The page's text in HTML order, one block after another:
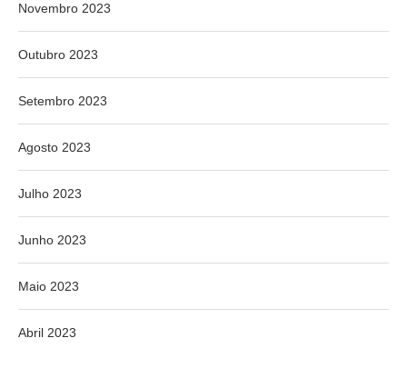
Novembro 2023
Outubro 2023
Setembro 2023
Agosto 2023
Julho 2023
Junho 2023
Maio 2023
Abril 2023